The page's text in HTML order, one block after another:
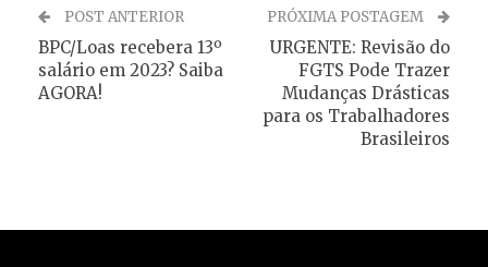
POST ANTERIOR
BPC/Loas recebera 13º
salário em 2023? Saiba
AGORA!
PRÓXIMA POSTAGEM
URGENTE: Revisão do
FGTS Pode Trazer
Mudanças Drásticas
para os Trabalhadores
Brasileiros